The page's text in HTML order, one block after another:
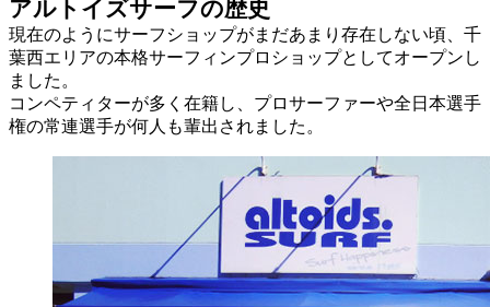
アルトイズサーフの歴史
現在のようにサーフショップがまだあまり存在しない頃、千
葉西エリアの本格サーフィンプロショップとしてオープンし
ました。
コンペティターが多く在籍し、プロサーファーや全日本選手
権の常連選手が何人も輩出されました。